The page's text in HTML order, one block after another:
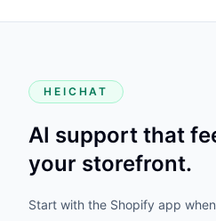
HEICHAT
AI support that
your storefront.
Start with the Shopify app